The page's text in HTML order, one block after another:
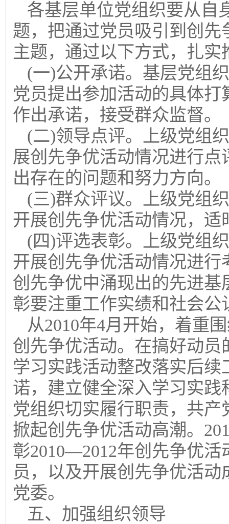
各基层单位党组织要从自
题，把通过党员吸引到创
主题，通过以下方式，扎
(一)公开承诺。基层党组
党员提出参加活动的具体
作出承诺，接受群众监督。
(二)领导点评。上级党组
展创先争优活动情况进行
出存在的问题和努力方向。
(三)群众评议。上级党组
开展创先争优活动情况，
(四)评选表彰。上级党组
开展创先争优活动情况进
创先争优中涌现出的先进
彰要注重工作实绩和社会
从2010年4月开始，着重
创先争优活动。在搞好动
学习实践活动整改落实后
诺，建立健全深入学习实
党组织切实履行职责，共
掀起创先争优活动高潮。
彰2010—2012年创先争优
员，以及开展创先争优活
党委。
五、加强组织领导